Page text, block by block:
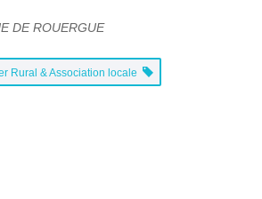
DE ROUERGUE
Rural & Association locale